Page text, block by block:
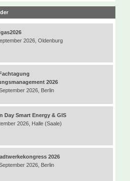
2026, Oldenburg
2026
2026, Berlin
Day Smart Energy & GIS
2026, Halle (Saale)
2026
2026, Berlin